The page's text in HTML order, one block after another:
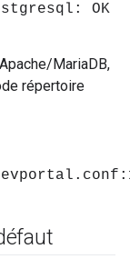
OK
MariaDB,
répertoire